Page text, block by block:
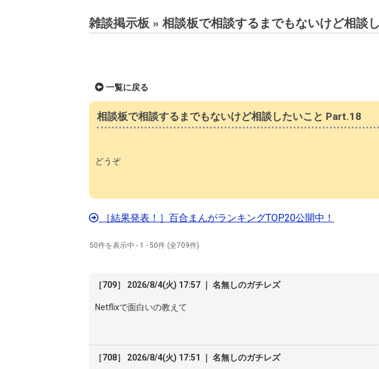
雑談掲示板 » 相談板で相談するまでもないけど相談
一覧に戻る
相談板で相談するまでもないけど相談したいこと Part.18
どうぞ
［結果発表！］百合まんがランキングTOP20公開中！
50件を表示中 - 1 - 50件 (全709件)
［709］ 2026/8/4(火) 17:57 ｜ 名無しのガチレズ
Netflixで面白いの教えて
［708］ 2026/8/4(火) 17:51 ｜ 名無しのガチレズ